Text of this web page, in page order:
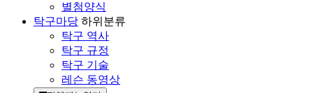
별첨양식
탁구마당 하위분류
탁구 역사
탁구 규정
탁구 기술
레슨 동영상